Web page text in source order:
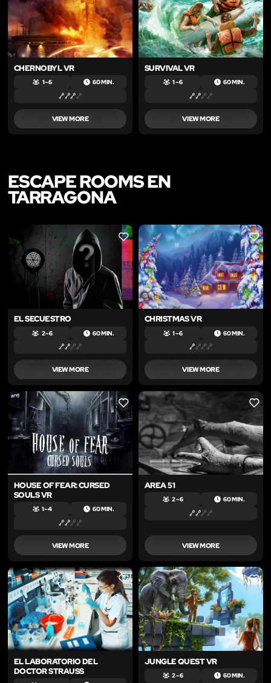
CHERNOBYL VR
1 – 6 60 MIN.
VIEW MORE
SURVIVAL VR
1 – 6 60 MIN.
VIEW MORE
ESCAPE ROOMS EN
TARRAGONA
LIKE
EL SECUESTRO
2 – 6 60 MIN.
VIEW MORE
LIKE
CHRISTMAS VR
1 – 6 60 MIN.
VIEW MORE
LIKE
HOUSE OF FEAR: CURSED
SOULS VR
1 – 4 60 MIN.
VIEW MORE
LIKE
AREA 51
2 – 6 60 MIN.
VIEW MORE
LIKE
EL LABORATORIO DEL
DOCTOR STRAUSS
LIKE
JUNGLE QUEST VR
2 – 6 60 MIN.